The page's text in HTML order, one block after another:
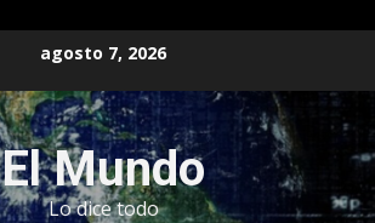
agosto 7, 2026
El Mundo
Lo dice todo